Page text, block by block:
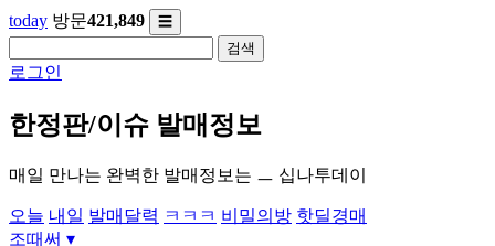
today 방문421,849
☰
검색
로그인
한정판/이슈 발매정보
매일 만나는 완벽한 발매정보는 ㅡ 십나투데이
오늘 내일 발매달력 ㅋㅋㅋ 비밀의방 핫딜경매
조때써 ▾